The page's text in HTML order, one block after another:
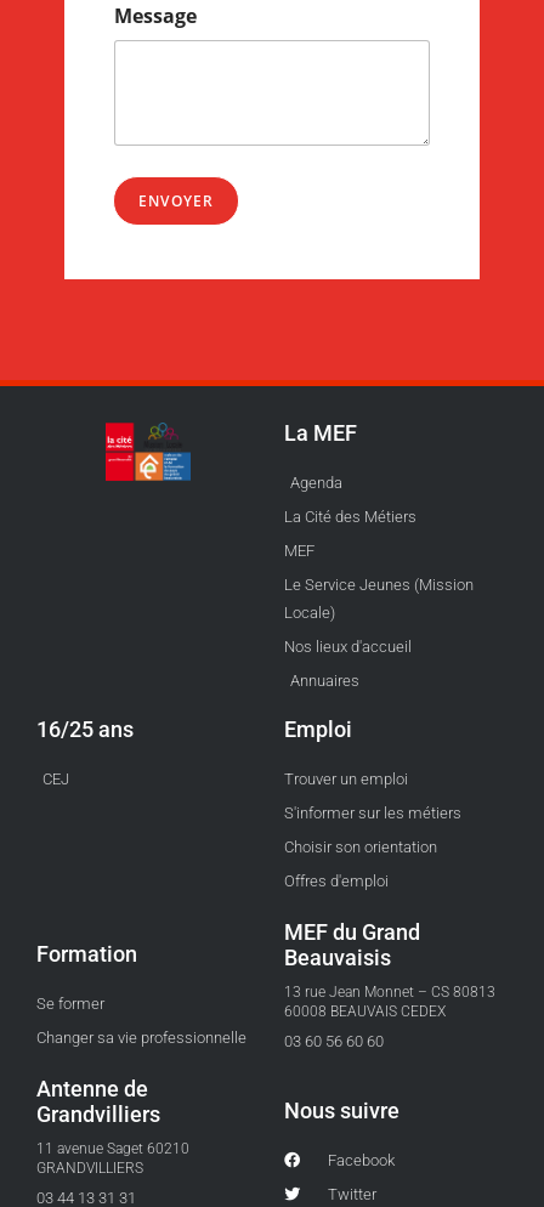
Message
ENVOYER
La MEF
Agenda
La Cité des Métiers
MEF
Le Service Jeunes (Mission
Locale)
Nos lieux d'accueil
Annuaires
16/25 ans
CEJ
Emploi
Trouver un emploi
S'informer sur les métiers
Choisir son orientation
Offres d'emploi
Formation
Se former
Changer sa vie professionnelle
MEF du Grand
Beauvaisis
13 rue Jean Monnet – CS 80813
60008 BEAUVAIS CEDEX
03 60 56 60 60
Antenne de
Grandvilliers
11 avenue Saget 60210
GRANDVILLIERS
03 44 13 31 31
Nous suivre
Facebook
Twitter